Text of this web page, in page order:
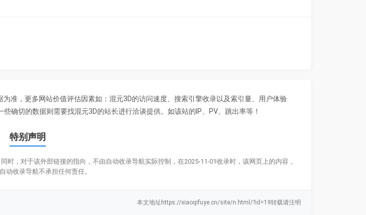
准，更多网站价值评估因素如：混元3D的访问速度、搜索引擎收录以及索引量、用户体验
确切的数据则需要找混元3D的站长进行洽谈提供。如该站的IP、PV、跳出率等！
特别声明
，对于该外部链接的指向，不由自动收录导航实际控制，在2025-11-01收录时，该网页上的内容，
动收录导航不承担任何责任。
本文地址https://xiaoqifuye.cn/site/n.html/?id=19转载请注明